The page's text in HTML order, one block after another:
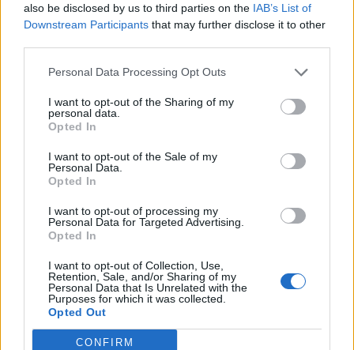
also be disclosed by us to third parties on the IAB’s List of
Downstream Participants that may further disclose it to other
Personal Data Processing Opt Outs
I want to opt-out of the Sharing of my
personal data.
Opted In
I want to opt-out of the Sale of my
Personal Data.
Opted In
I want to opt-out of processing my
Personal Data for Targeted Advertising.
Opted In
I want to opt-out of Collection, Use,
Retention, Sale, and/or Sharing of my
Personal Data that Is Unrelated with the
Purposes for which it was collected.
Opted Out
CONFIRM
Συνεργασία της ΦΩΤΟΚΥΚΛΩΣΗ Α.Ε. με τον Δήμο
Μεγαρέων
Περιφέρεια Αττικής: Υπεγράφη η σύμβαση κατασκευής
του εσωτερικού δικτύου αποχέτευσης Παιανίας
Newsletter Citygen.gr
Προστασίας, του ESG, του Green Business και των ΟΤΑ
Συμφωνώ με την Πολιτική Δεδομένων